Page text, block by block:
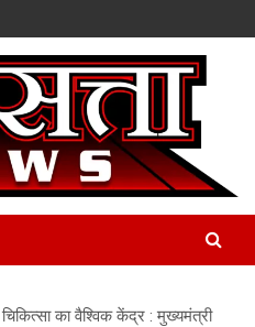
का वैश्विक केंद्र : मुख्यमंत्री